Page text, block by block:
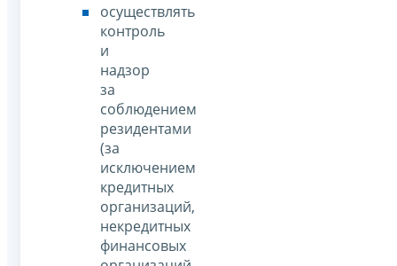
осуществлять
контроль
и
надзор
за
соблюдением
резидентами
(за
исключением
кредитных
организаций,
некредитных
финансовых